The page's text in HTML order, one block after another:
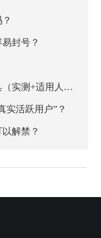
封号？
20226年6款有效WhatsApp筛选工具（实测+适用人群）
实活跃用户”？
解禁？